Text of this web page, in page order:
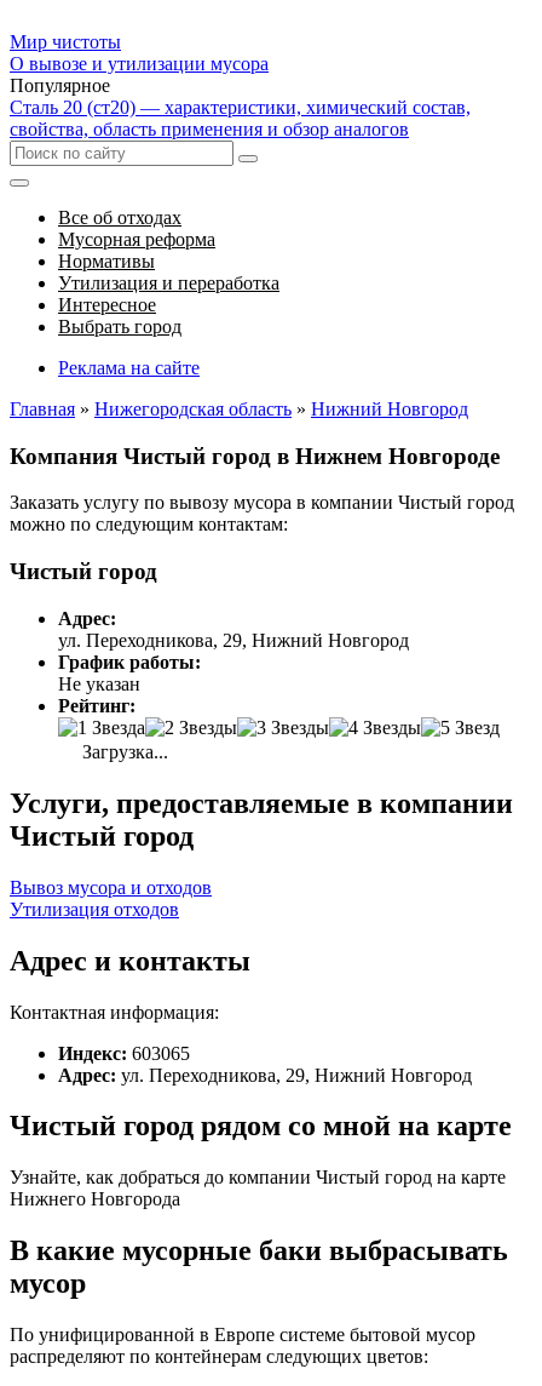
Мир чистоты
О вывозе и утилизации мусора
Популярное
Сталь 20 (ст20) — характеристики, химический состав,
свойства, область применения и обзор аналогов
Все об отходах
Мусорная реформа
Нормативы
Утилизация и переработка
Интересное
Выбрать город
Реклама на сайте
Главная » Нижегородская область » Нижний Новгород
Компания Чистый город в Нижнем Новгороде
Заказать услугу по вывозу мусора в компании Чистый город
можно по следующим контактам:
Чистый город
Адрес:
ул. Переходникова, 29, Нижний Новгород
График работы:
Не указан
Рейтинг:
Загрузка...
Услуги, предоставляемые в компании
Чистый город
Вывоз мусора и отходов
Утилизация отходов
Адрес и контакты
Контактная информация:
Индекс: 603065
Адрес: ул. Переходникова, 29, Нижний Новгород
Чистый город рядом со мной на карте
Узнайте, как добраться до компании Чистый город на карте
Нижнего Новгорода
В какие мусорные баки выбрасывать
мусор
По унифицированной в Европе системе бытовой мусор
распределяют по контейнерам следующих цветов: